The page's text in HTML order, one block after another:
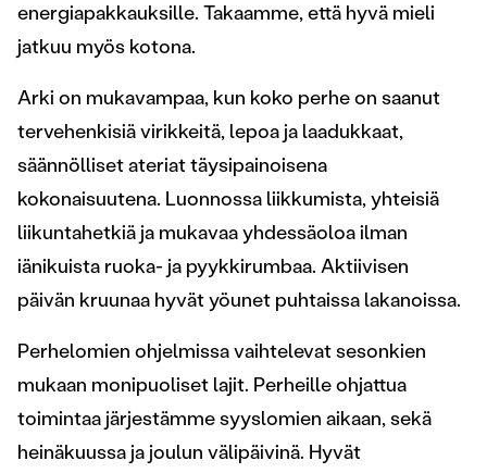
energiapakkauksille. Takaamme, että hyvä mieli
jatkuu myös kotona.
Arki on mukavampaa, kun koko perhe on saanut
tervehenkisiä virikkeitä, lepoa ja laadukkaat,
säännölliset ateriat täysipainoisena
kokonaisuutena. Luonnossa liikkumista, yhteisiä
liikuntahetkiä ja mukavaa yhdessäoloa ilman
iänikuista ruoka- ja pyykkirumbaa. Aktiivisen
päivän kruunaa hyvät yöunet puhtaissa lakanoissa.
Perhelomien ohjelmissa vaihtelevat sesonkien
mukaan monipuoliset lajit. Perheille ohjattua
toimintaa järjestämme syyslomien aikaan, sekä
heinäkuussa ja joulun välipäivinä. Hyvät